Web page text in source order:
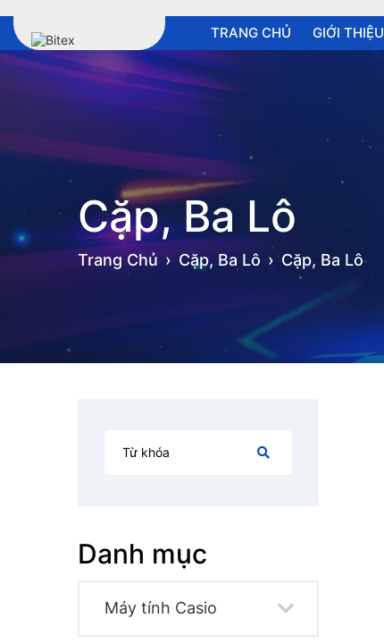
TRANG CHỦ GIỚI THIỆU
Cặp, Ba Lô
Trang Chủ Cặp, Ba Lô Cặp, Ba Lô
Danh mục
Máy tính Casio